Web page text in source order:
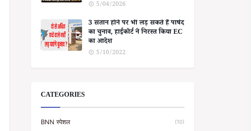
5/04/2026
3 संतान होने पर भी लड़ सकते हैं पार्षद
का चुनाव, हाईकोर्ट ने निरस्त किया EC
का आदेश
5/10/2022
CATEGORIES
BNN स्पेशल (10)